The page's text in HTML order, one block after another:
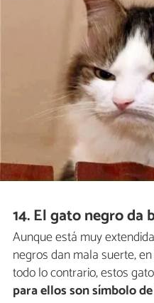
14. El gato negro da
Aunque está muy
negros dan mala suerte,
todo lo contrario, estos
para ellos son símbolo